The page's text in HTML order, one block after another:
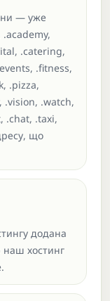
— уже
.academy,
.catering,
.fitness,
.pizza,
.vision, .watch,
.chat, .taxi,
що
додана
наш хостинг